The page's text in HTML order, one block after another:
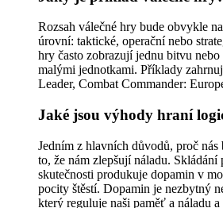
Rozsah válečné hry bude obvykle
úrovní: taktické, operační nebo
hry často zobrazují jednu bitvu nebo
malými jednotkami. Příklady
Leader, Combat Commander:
Jaké jsou výhody hraní
Jedním z hlavních důvodů, proč
to, že nám zlepšují náladu. Skládání
skutečnosti produkuje dopamin v
pocity štěstí. Dopamin je nezbytný
který reguluje naši paměť a náladu a